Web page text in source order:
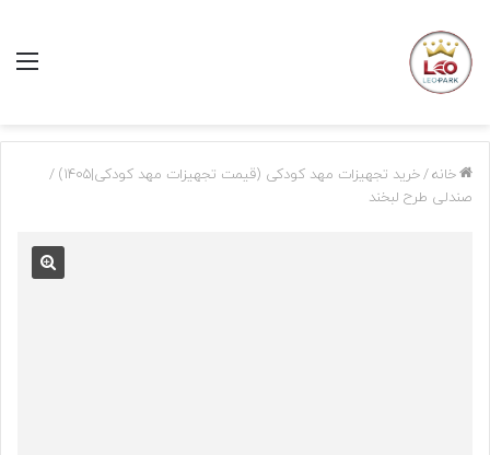
خانه/خرید تجهیزات مهد کودکی (قیمت تجهیزات مهد کودکی|1405)
/
صندلی طرح لبخند